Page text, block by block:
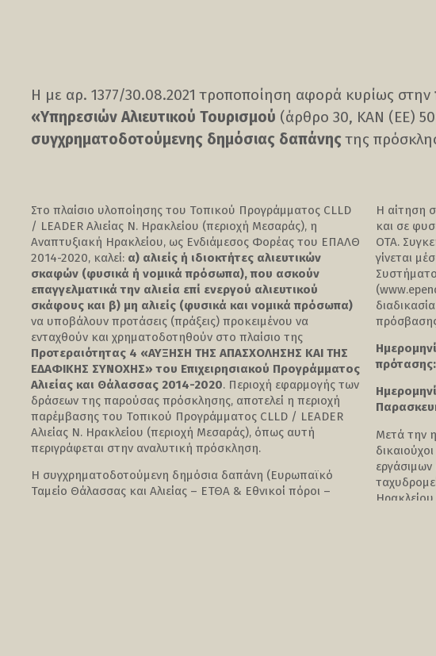
Η με αρ. 1377/30.08.2021 τροποποίηση αφορά κυρίως στην
«Υπηρεσιών Αλιευτικού Τουρισμού (άρθρο 30, ΚΑΝ (ΕΕ)
συγχρηματοδοτούμενης δημόσιας δαπάνηςτης
Στο πλαίσιο υλοποίησης του Τοπικού Προγράμματος CLLD
/ LEADER Αλιείας Ν. Ηρακλείου (περιοχή Μεσαράς), η
Αναπτυξιακή Ηρακλείου, ως Ενδιάμεσος Φορέας του ΕΠΑΛΘ
2014-2020, καλεί: α) αλιείς ή ιδιοκτήτες αλιευτικών
σκαφών (φυσικά ή νομικά πρόσωπα), που ασκούν
επαγγελματικά την αλιεία επί ενεργού αλιευτικού
σκάφους και β) μη αλιείς (φυσικά και νομικά πρόσωπα)
να υποβάλουν προτάσεις (πράξεις) προκειμένου να
ενταχθούν και χρηματοδοτηθούν στο πλαίσιο της
Προτεραιότητας 4 «ΑΥΞΗΣΗ ΤΗΣ ΑΠΑΣΧΟΛΗΣΗΣ ΚΑΙ ΤΗΣ
ΕΔΑΦΙΚΗΣ ΣΥΝΟΧΗΣ» του Επιχειρησιακού Προγράμματος
Αλιείας και Θάλασσας 2014-2020. Περιοχή εφαρμογής των
δράσεων της παρούσας πρόσκλησης, αποτελεί η περιοχή
παρέμβασης του Τοπικού Προγράμματος CLLD / LEADER
Αλιείας Ν. Ηρακλείου (περιοχή Μεσαράς), όπως αυτή
περιγράφεται στην αναλυτική πρόσκληση.
Η συγχρηματοδοτούμενη δημόσια δαπάνη (Ευρωπαϊκό
Ταμείο Θάλασσας και Αλιείας – ΕΤΘΑ & Εθνικοί πόροι –
Η αίτηση
και σε
ΟΤΑ.
γίνεται
Μετά την